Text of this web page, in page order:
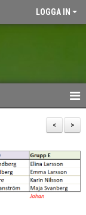
LOGGA IN
>
<